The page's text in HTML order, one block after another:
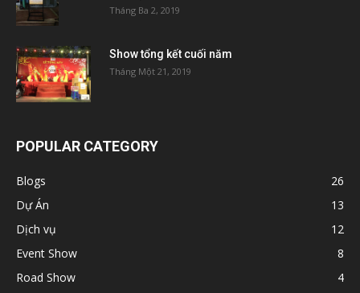
Tháng Ba 2, 2019
Show tổng kết cuối năm
Tháng Một 21, 2019
POPULAR CATEGORY
Blogs
26
Dự Án
13
Dịch vụ
12
Event Show
8
Road Show
4